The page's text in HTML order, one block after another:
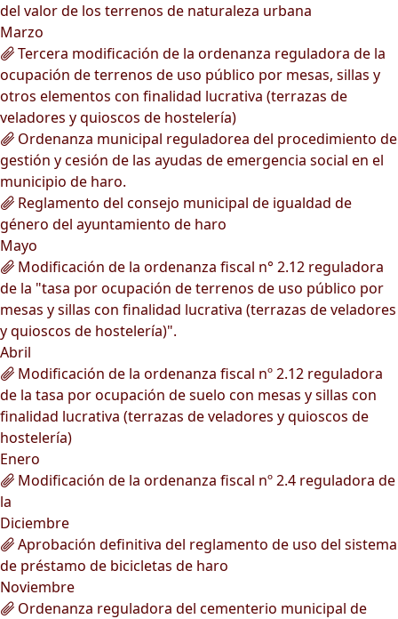
del valor de los terrenos de naturaleza urbana
Marzo
Tercera modificación de la ordenanza reguladora de la
ocupación de terrenos de uso público por mesas, sillas y
otros elementos con finalidad lucrativa (terrazas de
veladores y quioscos de hostelería)
Ordenanza municipal reguladorea del procedimiento de
gestión y cesión de las ayudas de emergencia social en el
municipio de haro.
Reglamento del consejo municipal de igualdad de
género del ayuntamiento de haro
Mayo
Modificación de la ordenanza fiscal n° 2.12 reguladora
de la "tasa por ocupación de terrenos de uso público por
mesas y sillas con finalidad lucrativa (terrazas de veladores
y quioscos de hostelería)".
Abril
Modificación de la ordenanza fiscal nº 2.12 reguladora
de la tasa por ocupación de suelo con mesas y sillas con
finalidad lucrativa (terrazas de veladores y quioscos de
hostelería)
Enero
Modificación de la ordenanza fiscal nº 2.4 reguladora de
la
Diciembre
Aprobación definitiva del reglamento de uso del sistema
de préstamo de bicicletas de haro
Noviembre
Ordenanza reguladora del cementerio municipal de